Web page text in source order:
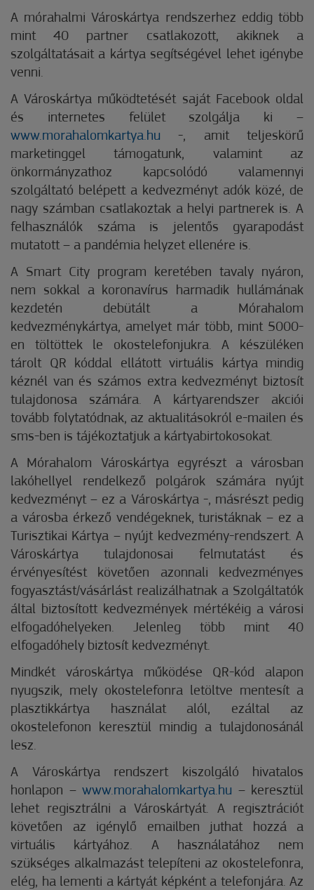
A mórahalmi Városkártya rendszerhez eddig több
mint 40 partner csatlakozott, akiknek a
szolgáltatásait a kártya segítségével lehet igénybe
venni.
A Városkártya működtetését saját Facebook oldal
és internetes felület szolgálja ki –
www.morahalomkartya.hu -, amit teljeskörű
marketinggel támogatunk, valamint az
önkormányzathoz kapcsolódó valamennyi
szolgáltató belépett a kedvezményt adók közé, de
nagy számban csatlakoztak a helyi partnerek is. A
felhasználók száma is jelentős gyarapodást
mutatott – a pandémia helyzet ellenére is.
A Smart City program keretében tavaly nyáron,
nem sokkal a koronavírus harmadik hullámának
kezdetén debütált a Mórahalom
kedvezménykártya, amelyet már több, mint 5000-
en töltöttek le okostelefonjukra. A készüléken
tárolt QR kóddal ellátott virtuális kártya mindig
kéznél van és számos extra kedvezményt biztosít
tulajdonosa számára. A kártyarendszer akciói
tovább folytatódnak, az aktualitásokról e-mailen és
sms-ben is tájékoztatjuk a kártyabirtokosokat.
A Mórahalom Városkártya egyrészt a városban
lakóhellyel rendelkező polgárok számára nyújt
kedvezményt – ez a Városkártya -, másrészt pedig
a városba érkező vendégeknek, turistáknak – ez a
Turisztikai Kártya – nyújt kedvezmény-rendszert. A
Városkártya tulajdonosai felmutatást és
érvényesítést követően azonnali kedvezményes
fogyasztást/vásárlást realizálhatnak a Szolgáltatók
által biztosított kedvezmények mértékéig a városi
elfogadóhelyeken. Jelenleg több mint 40
elfogadóhely biztosít kedvezményt.
Mindkét városkártya működése QR-kód alapon
nyugszik, mely okostelefonra letöltve mentesít a
plasztikkártya használat alól, ezáltal az
okostelefonon keresztül mindig a tulajdonosánál
lesz.
A Városkártya rendszert kiszolgáló hivatalos
honlapon – www.morahalomkartya.hu – keresztül
lehet regisztrálni a Városkártyát. A regisztrációt
követően az igénylő emailben juthat hozzá a
virtuális kártyához. A használatához nem
szükséges alkalmazást telepíteni az okostelefonra,
elég, ha lementi a kártyát képként a telefonjára. Az